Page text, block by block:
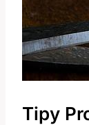
Tipy